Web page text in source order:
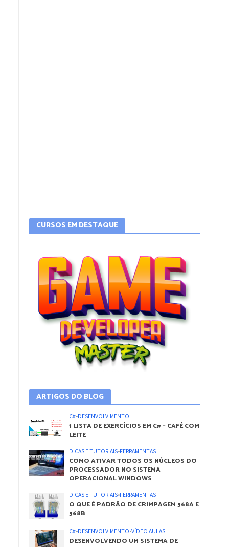
CURSOS EM DESTAQUE
ARTIGOS DO BLOG
C#•DESENVOLVIMENTO
1 LISTA DE EXERCÍCIOS EM C# – CAFÉ COM
LEITE
DICAS E TUTORIAIS•FERRAMENTAS
COMO ATIVAR TODOS OS NÚCLEOS DO
PROCESSADOR NO SISTEMA
OPERACIONAL WINDOWS
DICAS E TUTORIAIS•FERRAMENTAS
O QUE É PADRÃO DE CRIMPAGEM 568A E
568B
C#•DESENVOLVIMENTO•VÍDEO AULAS
DESENVOLVENDO UM SISTEMA DE